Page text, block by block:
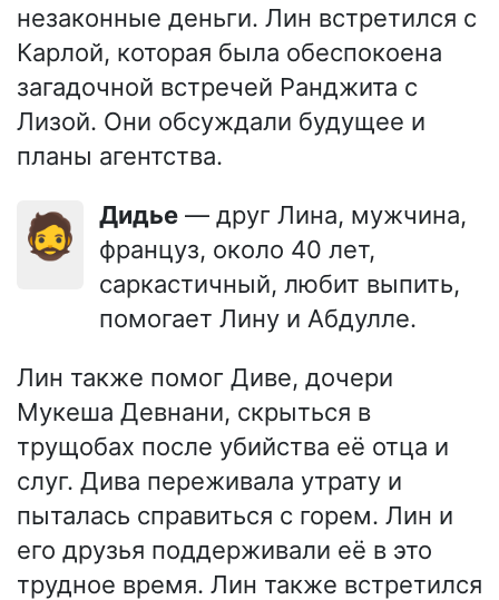
незаконные деньги. Лин встретился с
Карлой, которая была обеспокоена
загадочной встречей Ранджита с
Лизой. Они обсуждали будущее и
планы агентства.
🧔 Дидье — друг Лина, мужчина,
француз, около 40 лет,
саркастичный, любит выпить,
помогает Лину и Абдулле.
Лин также помог Диве, дочери
Мукеша Девнани, скрыться в
трущобах после убийства её отца и
слуг. Дива переживала утрату и
пыталась справиться с горем. Лин и
его друзья поддерживали её в это
трудное время. Лин также встретился